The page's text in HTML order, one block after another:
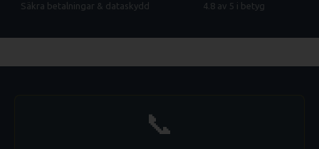
Säkra betalningar & dataskydd 4.8 av 5 i betyg
📞